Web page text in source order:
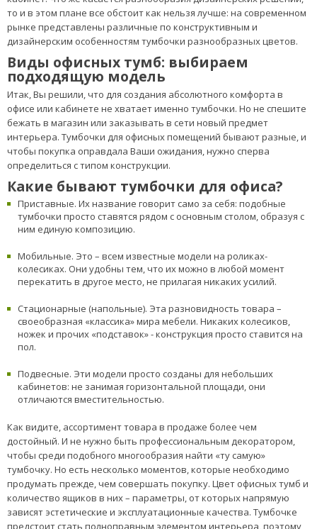
Каждому из нас в процессе работы требуются десятки мелочей:
ручки, карандаши, стикеры, документация и многое другое.
Представляете, какой бы хаос царил в кабинете, если бы все это
было в произвольном порядке разбросано по рабочему столу и
всех горизонтальных поверхностям? «Спасителями» от
подобного беспорядка являются обычные офисные подставки. По
цене эти предметы меблировки доступны, а скромные размеры
позволяют оснастить ими даже самый небольшой по метражу
кабинет. Что же касается разнообразия дизайнерских решений,
то и в этом плане все обстоит как нельзя лучше: на современном
рынке представлены различные по конструктивным и
дизайнерским особенностям тумбочки разнообразных цветов.
Виды офисных тумб: выбираем
подходящую модель
Итак, Вы решили, что для создания абсолютного комфорта в
бежать в магазин или заказывать в сети новый предмет
интерьера. Тумбочки для офисных помещений бывают разные, и
чтобы покупка оправдала Ваши ожидания, нужно сперва
Какие бывают тумбочки для офиса?
Приставные. Их название говорит само за себя: подобные
тумбочки просто ставятся рядом с основным столом, образуя с
Мобильные. Это – всем известные модели на роликах-
колесиках. Они удобны тем, что их можно в любой момент
Стационарные (напольные). Эта разновидность товара –
своеобразная «классика» мира мебели. Никаких колесиков,
ножек и прочих «подставок» - конструкция просто ставится на
пол.
Подвесные. Эти модели просто созданы для небольших
кабинетов: не занимая горизонтальной площади, они